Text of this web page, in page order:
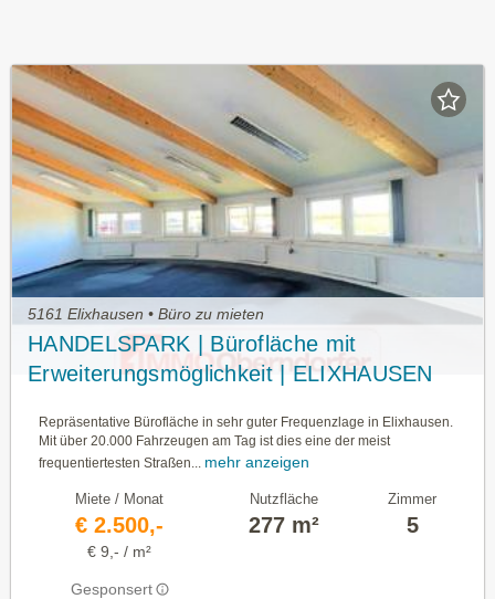
5161 Elixhausen • Büro zu mieten
HANDELSPARK | Bürofläche mit
Erweiterungsmöglichkeit | ELIXHAUSEN
Repräsentative Bürofläche in sehr guter Frequenzlage in Elixhausen.
Mit über 20.000 Fahrzeugen am Tag ist dies eine der meist
frequentiertesten Straßen...
mehr anzeigen
Miete / Monat
€ 2.500,-
€ 9,- / m²
Gesponsert
Nutzfläche
277 m²
Zimmer
5